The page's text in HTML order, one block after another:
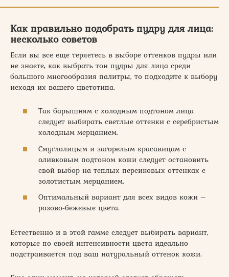
Как правильно подобрать пудру для лица:
несколько советов
Если вы все еще теряетесь в выборе оттенков пудры или
не знаете, как выбрать тон пудры для лица среди
большого многообразия палитры, то подходите к выбору
исходя их вашего цветотипа.
Так барышням с холодным подтоном лица
следует выбирать светлые оттенки с серебристым
холодным мерцанием.
Смуглолицым и загорелым красавицам с
оливковым подтоном кожи следует остановить
свой выбор на теплых персиковых оттенках с
золотистым мерцанием.
Оптимальный вариант для всех видов кожи –
розово-бежевые цвета.
Естественно и в этой гамме следует выбирать вариант,
которые по своей интенсивности цвета идеально
подстраивается под ваш натуральный оттенок кожи.